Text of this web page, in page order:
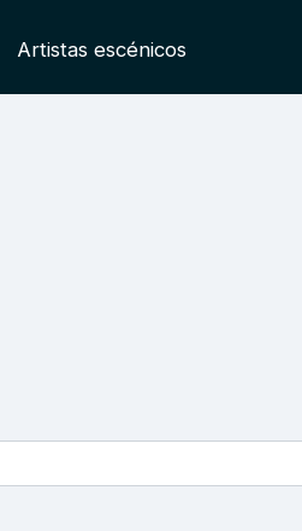
Artistas escénicos